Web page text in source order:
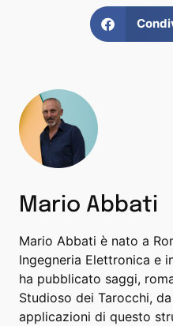
Mario Abbati
Mario Abbati è nato a
Ingegneria Elettronica e
ha pubblicato saggi,
Studioso dei Tarocchi,
applicazioni di questo